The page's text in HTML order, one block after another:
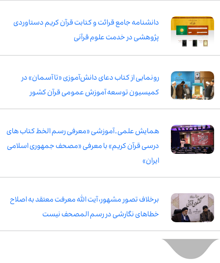
دانشنامه جامع قرائت و کتابت قرآن کریم دستاوردی
پژوهشی در خدمت علوم قرآنی
رونمایی از کتاب دعای دانش‌آموزی «تا آسمان» در
کمیسیون توسعه آموزش عمومی قرآن کشور
همایش علمی ـ آموزشی «معرفی رسم الخط کتاب های
درسی قرآن کریم» با معرفی «مصحف جمهوری اسلامی
ایران»
برخلاف تصور مشهور، آیت الله معرفت معتقد به اصلاح
خطاهای نگارشی در رسم المصحف نیست